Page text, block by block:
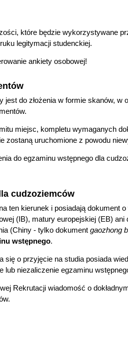
które będzie wykorzystywane
legitymacji studenckiej.
ankiety osobowej!
jest do złożenia w formie skanów,
miejsc, kompletu wymaganych
zostaną uruchomione z powodu
do egzaminu wstępnego dla
cudzoziemców
ten kierunek i posiadają dokument
(IB), matury europejskiej (EB)
(Chiny - tylko dokument gaozhong
wstępnego.
o przyjęcie na studia posiada
niezaliczenie egzaminu
Rekrutacji wiadomość o